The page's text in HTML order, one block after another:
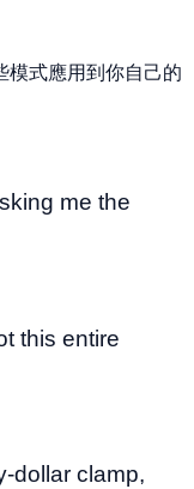
模式應用到你自己的
me the
this entire
dollar clamp,